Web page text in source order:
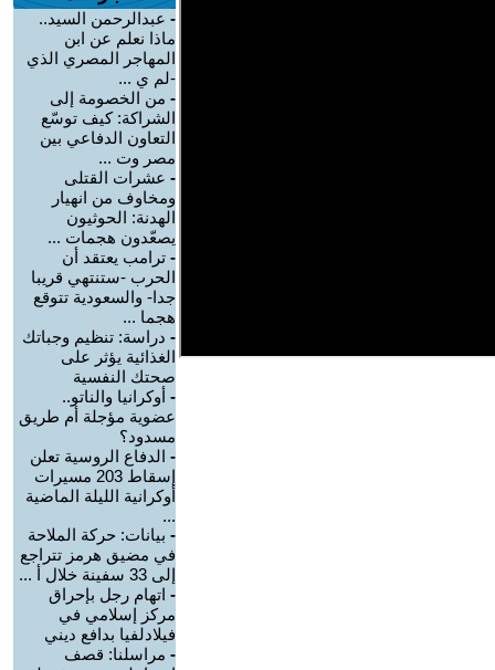
- عبدالرحمن السيد..
ماذا نعلم عن ابن
المهاجر المصري الذي
-لم ي ...
- من الخصومة إلى
الشراكة: كيف توسّع
التعاون الدفاعي بين
مصر وت ...
- عشرات القتلى
ومخاوف من انهيار
الهدنة: الحوثيون
يصعّدون هجمات ...
- ترامب يعتقد أن
الحرب -ستنتهي قريبا
جدا- والسعودية تتوقع
هجما ...
- دراسة: تنظيم وجباتك
الغذائية يؤثر على
صحتك النفسية
- أوكرانيا والناتو..
عضوية مؤجلة أم طريق
مسدود؟
- الدفاع الروسية تعلن
إسقاط 203 مسيرات
أوكرانية الليلة الماضية
...
- بيانات: حركة الملاحة
في مضيق هرمز تتراجع
إلى 33 سفينة خلال أ ...
- اتهام رجل بإحراق
مركز إسلامي في
فيلادلفيا بدافع ديني
- مراسلنا: قصف